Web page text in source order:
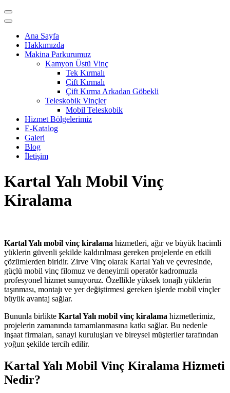
Ana Sayfa
Hakkımızda
Makina Parkurumuz
Kamyon Üstü Vinç
Tek Kırmalı
Çift Kırmalı
Çift Kırma Arkadan Göbekli
Teleskobik Vinçler
Mobil Teleskobik
Hizmet Bölgelerimiz
E-Katalog
Galeri
Blog
İletişim
Kartal Yalı Mobil Vinç
Kiralama
Kartal Yalı mobil vinç kiralama hizmetleri, ağır ve büyük hacimli
yüklerin güvenli şekilde kaldırılması gereken projelerde en etkili
çözümlerden biridir. Zirve Vinç olarak Kartal Yalı ve çevresinde,
güçlü mobil vinç filomuz ve deneyimli operatör kadromuzla
profesyonel hizmet sunuyoruz. Özellikle yüksek tonajlı yüklerin
taşınması, montajı ve yer değiştirmesi gereken işlerde mobil vinçler
büyük avantaj sağlar.
Bununla birlikte Kartal Yalı mobil vinç kiralama hizmetlerimiz,
projelerin zamanında tamamlanmasına katkı sağlar. Bu nedenle
inşaat firmaları, sanayi kuruluşları ve bireysel müşteriler tarafından
yoğun şekilde tercih edilir.
Kartal Yalı Mobil Vinç Kiralama Hizmeti
Nedir?